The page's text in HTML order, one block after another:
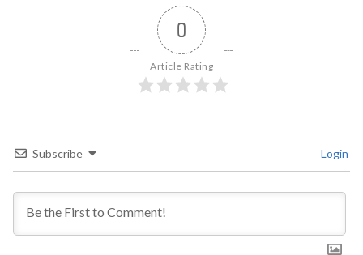
0
Article Rating
Subscribe Login